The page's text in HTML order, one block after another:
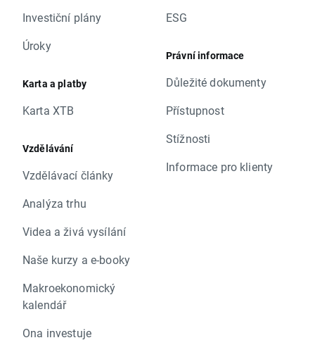
Investiční plány
Úroky
Karta a platby
Karta XTB
Vzdělávání
Vzdělávací články
Analýza trhu
Videa a živá vysílání
Naše kurzy a e-booky
Makroekonomický
kalendář
Ona investuje
ESG
Právní informace
Důležité dokumenty
Přístupnost
Stížnosti
Informace pro klienty